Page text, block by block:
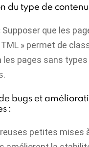
du type de contenu
Supposer que les
» permet de
les pages sans
bugs et
:
petites mises